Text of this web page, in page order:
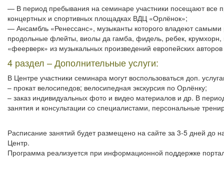
— В период пребывания на семинаре участники посещают все
концертных и спортивных площадках ВДЦ «Орлёнок»;
— Ансамбль «Ренессанс», музыканты которого владеют
продольные флейты, виолы да гамба, фидель, ребек, крумхорн,
«феерверк» из музыкальных произведений европейских
4 раздел – Дополнительные услуги:
В Центре участники семинара могут воспользоваться доп.
– прокат велосипедов; велосипедная экскурсия по Орлёнку;
– заказ индивидуальных фото и видео материалов и др. В
занятия и консультации со специалистами, персональные
Расписание занятий будет размещено на сайте за 3-5 дней до
Центр.
Программа реализуется при информационной поддержке